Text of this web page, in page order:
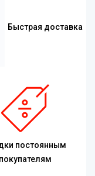
Быстрая доставка
постоянным
покупателям